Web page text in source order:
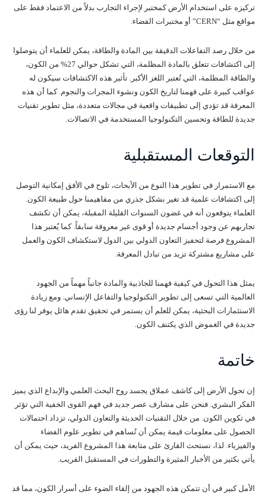
تركيزه على استخدام الأرض كمختبر لإجراء التجارب بدلاً من الاعتماد فقط على
مواقع مثل “CERN” أو مختبرات الفضاء.
من خلال رصد التفاعلات الدقيقة بين المادة والطاقة، يمكن للعلماء أن يتوصلوا
إلى اكتشافات تتعلق بالمادة المظلمة، التي تشكل حوالي 27% من الكون،
والطاقة المظلمة، التي تُعتبر اللغز الأكبر. تأثير هذه الاكتشافات سيكون له
عواقب كبيرة على فهمنا لتاريخ الكون ونشوء المجرات والنجوم. كما أن هذه
المعرفة قد تؤدي إلى تطبيقات واقعية في مجالات متعددة، مثل تطوير تقنيات
جديدة للطاقة وتحسين التكنولوجيا المستخدمة في الاتصالات.
التوقعات المستقبلية
مع الاستمرار في تطوير هذا النوع من الأبحاث، تلوح في الأفق إمكانية التوصل
إلى اكتشافات علمية قد تغير بشكل جذري من مفاهيمنا حول طبيعة الكون.
العلماء يتوقعون أنه في غضون السنوات القليلة المقبلة، يمكن أن تكشف
تجاربهم عن وجود أجسام جديدة أو قوى غير معروفة سابقاً. كما يُعتبر هذا
المشروع فرصة لتحفيز التعاون الدولي بين الدول لاستكشاف الكون والعمل
على مشاريع مشتركة تزيد من تبادل المعرفة.
يمثل هذا التحول في كيفية فهمنا للجاذبية والمادة جانباً مهماً من الجهود
العالمية التي تسعى إلى تطوير التكنولوجيا والتفاعل الإنساني. ومع زيادة
الاستثمارات البحثية، يمكن للعلم أن يستمر في تحقيق تقدم هائل يوفر لنا رؤى
جديدة في الغموض الذي يكتنف الكون.
خاتمة
إن تحول الأرض إلى كاشف عملاق يجسد روح البحث العلمي والإبداع الذي يميز
الفكر البشري. فنحن على مشارف عصر جديد في فهم القوى الخفية التي تؤثر
في تكوين الكون. من خلال التقنيات الحديثة والتعاون الدولي، تزداد احتمالات
الحصول على معلومات قيمة يمكن أن تُساهم في تطوير علوم الفضاء
والفيزياء. لذا، نستحث القارئ على متابعة هذا المشروع الفريد، حيث يمكن أن
يأتي بكثير من الأخبار المثيرة والتطورات في المستقبل القريب.
الأمل كبير في أن تتمكن هذه الجهود من إلقاء الضوء على أسرار الكون، مما قد